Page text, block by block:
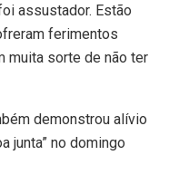
assustador. Estão
ferimentos
muita sorte de não ter
demonstrou alívio
junta” no domingo